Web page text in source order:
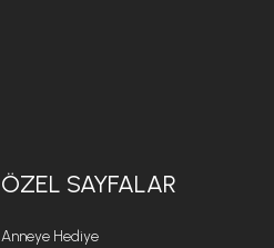
ÖZEL SAYFALAR
Anneye Hediye